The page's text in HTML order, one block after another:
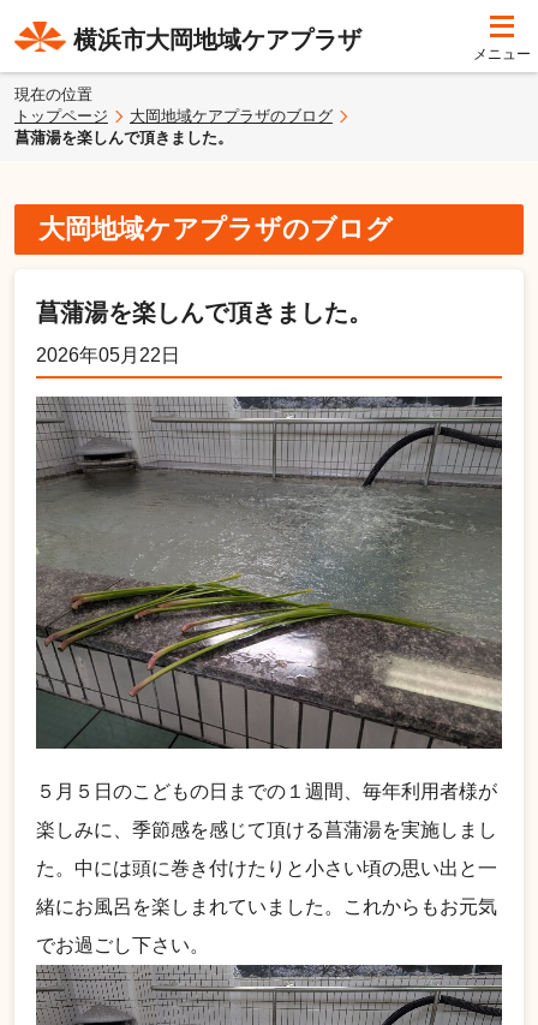
横浜市大岡地域ケアプラザ
現在の位置
トップページ
大岡地域ケアプラザのブログ
菖蒲湯を楽しんで頂きました。
大岡地域ケアプラザのブログ
菖蒲湯を楽しんで頂きました。
2026年05月22日
５月５日のこどもの日までの１週間、毎年利用者様が
楽しみに、季節感を感じて頂ける菖蒲湯を実施しまし
た。中には頭に巻き付けたりと小さい頃の思い出と一
緒にお風呂を楽しまれていました。これからもお元気
でお過ごし下さい。